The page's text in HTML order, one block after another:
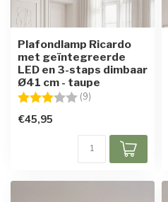
Plafondlamp Ricardo
met geïntegreerde
LED en 3-staps dimbaar
Ø41 cm - taupe
Beoordeling: (9)
€45,95